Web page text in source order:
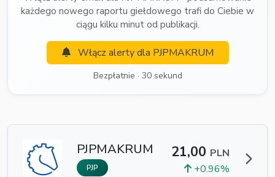
każdego nowego raportu giełdowego trafi do Ciebie w
ciągu kilku minut od publikacji.
Włącz alerty dla PJPMAKRUM
Bezpłatnie · 30 sekund
PJPMAKRUM
PJP
21,00 PLN
+0.96%